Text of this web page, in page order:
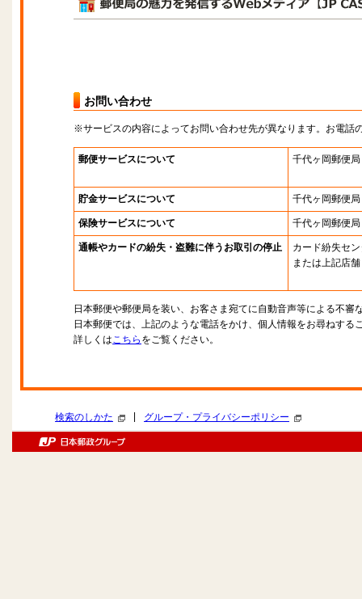
お問い合わせ
※サービスの内容によってお問い合わせ先が異なります。お電話
郵便サービスについて 千代ヶ岡郵便局
貯金サービスについて 千代ヶ岡郵便局
保険サービスについて 千代ヶ岡郵便局
通帳やカードの紛失・盗難に伴うお取引の停止
カード紛失セ
または上記店舗
日本郵便や郵便局を装い、お客さま宛てに自動音声等による不審
日本郵便では、上記のような電話をかけ、個人情報をお尋ねする
詳しくはこちら をご覧ください。
検索のしかた グループ・プライバシーポリシー